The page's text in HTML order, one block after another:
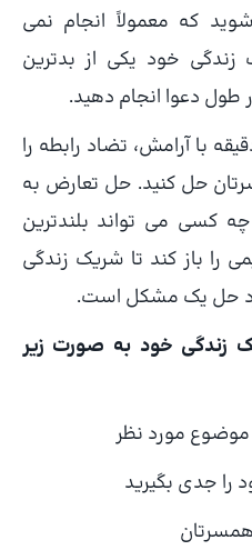
که معمولاً انجام نمی
خود یکی از بدترین
طول دعوا انجام دهید.
با آرامش، تضاد رابطه را
حل کنید. حل تعارض به
کسی می تواند بلندترین
را باز کند تا شریک زندگی
حل یک مشکل است.
زندگی خود به صورت زیر
مورد نظر
را جدی بگیرید